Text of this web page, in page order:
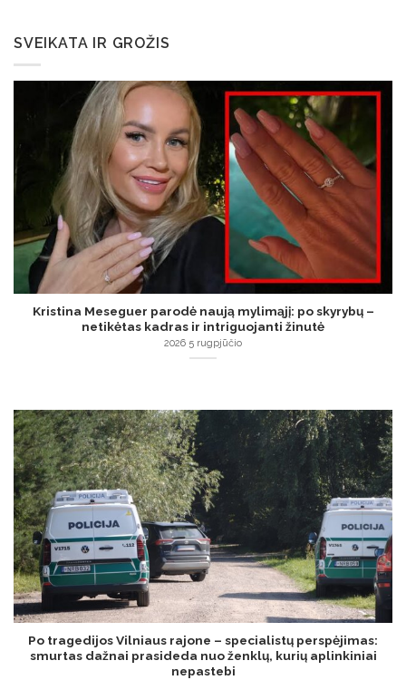
SVEIKATA IR GROŽIS
Kristina Meseguer parodė naują mylimąjį: po skyrybų –
netikėtas kadras ir intriguojanti žinutė
2026 5 rugpjūčio
Po tragedijos Vilniaus rajone – specialistų perspėjimas:
smurtas dažnai prasideda nuo ženklų, kurių aplinkiniai
nepastebi